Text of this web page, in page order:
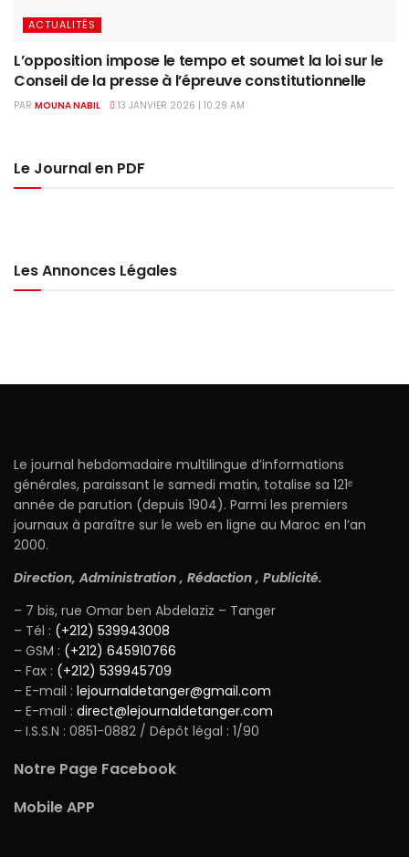
ACTUALITÉS
L’opposition impose le tempo et soumet la loi sur le
Conseil de la presse à l’épreuve constitutionnelle
PAR MOUNA NABIL 13 JANVIER 2026 | 10:29 AM
Le Journal en PDF
Les Annonces Légales
Le journal hebdomadaire multilingue d’informations
générales, paraissant le samedi matin, totalise sa 121ᵉ
année de parution (depuis 1904). Parmi les premiers
journaux à paraître sur le web en ligne au Maroc en l’an
2000.
Direction, Administration , Rédaction , Publicité.
– 7 bis, rue Omar ben Abdelaziz – Tanger
– Tél : (+212) 539943008
– GSM : (+212) 645910766
– Fax : (+212) 539945709
– E-mail : lejournaldetanger@gmail.com
– E-mail : direct@lejournaldetanger.com
– I.S.S.N : 0851-0882 / Dépôt légal : 1/90
Notre Page Facebook
Mobile APP